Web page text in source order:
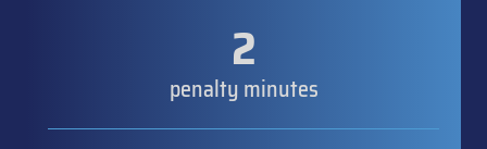
2
penalty minutes